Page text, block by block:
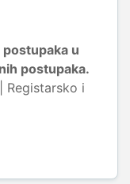
u
postupaka.
Registarsko i